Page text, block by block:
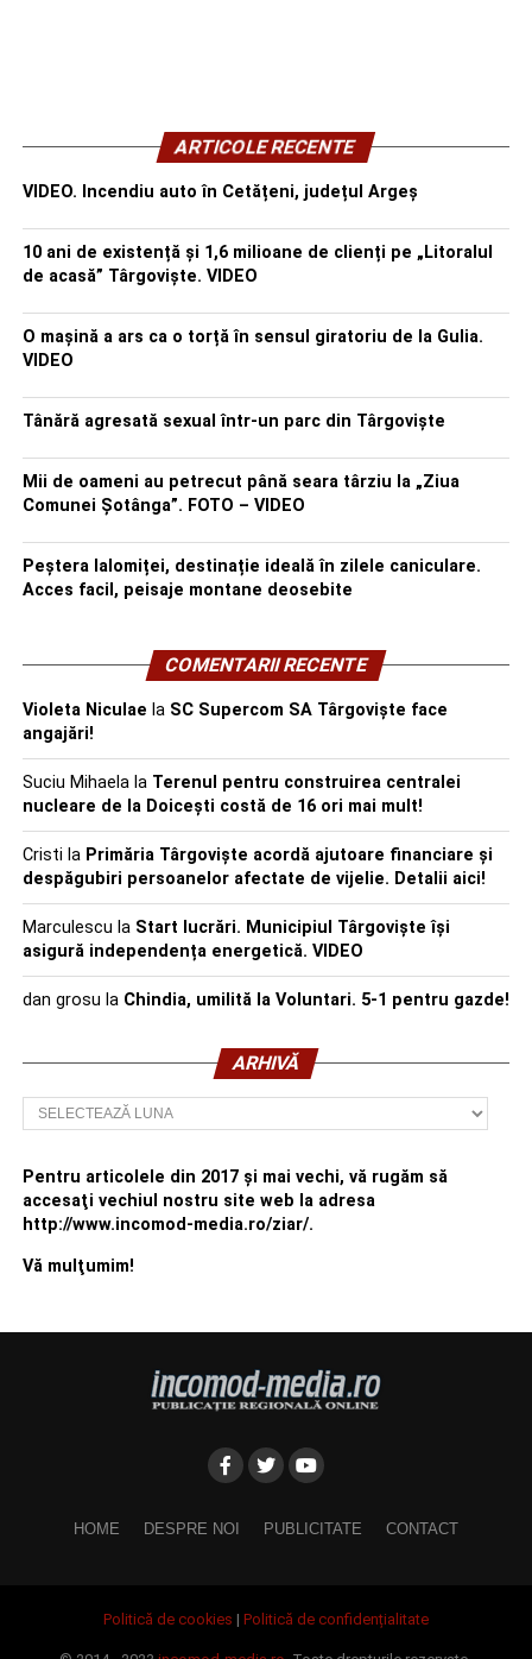
ARTICOLE RECENTE
VIDEO. Incendiu auto în Cetățeni, județul Argeș
10 ani de existență și 1,6 milioane de clienți pe „Litoralul
de acasă” Târgoviște. VIDEO
O mașină a ars ca o torță în sensul giratoriu de la Gulia.
VIDEO
Tânără agresată sexual într-un parc din Târgoviște
Mii de oameni au petrecut până seara târziu la „Ziua
Comunei Șotânga”. FOTO – VIDEO
Peștera Ialomiței, destinație ideală în zilele caniculare.
Acces facil, peisaje montane deosebite
COMENTARII RECENTE
Violeta Niculae la SC Supercom SA Târgoviște face
angajări!
Suciu Mihaelala Terenul pentru construirea centralei
nucleare de la Doicești costă de 16 ori mai mult!
Cristi la Primăria Târgoviște acordă ajutoare financiare și
despăgubiri persoanelor afectate de vijelie. Detalii aici!
Marculescu la Start lucrări. Municipiul Târgoviște își
asigură independența energetică. VIDEO
dan grosu la Chindia, umilită la Voluntari. 5-1 pentru gazde!
ARHIVĂ
Arhivă
Pentru articolele din 2017 şi mai vechi, vă rugăm să
accesaţi vechiul nostru site web la adresa
http://www.incomod-media.ro/ziar/.
Vă mulţumim!
HOME DESPRE NOI PUBLICITATE CONTACT
Politică de cookies | Politică de confidențialitate